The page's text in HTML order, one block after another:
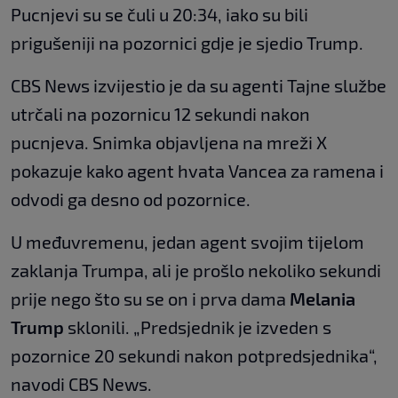
Pucnjevi su se čuli u 20:34, iako su bili
prigušeniji na pozornici gdje je sjedio Trump.
CBS News izvijestio je da su agenti Tajne službe
utrčali na pozornicu 12 sekundi nakon
pucnjeva. Snimka objavljena na mreži X
pokazuje kako agent hvata Vancea za ramena i
odvodi ga desno od pozornice.
U međuvremenu, jedan agent svojim tijelom
zaklanja Trumpa, ali je prošlo nekoliko sekundi
prije nego što su se on i prva dama Melania
Trump sklonili. „Predsjednik je izveden s
pozornice 20 sekundi nakon potpredsjednika“,
navodi CBS News.